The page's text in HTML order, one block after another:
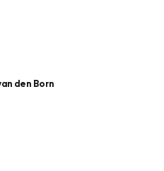
den Born